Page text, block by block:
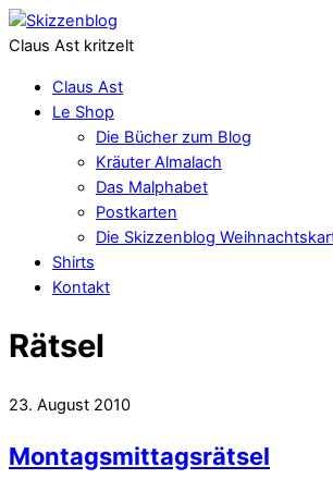
Claus Ast kritzelt
Claus Ast
Le Shop
Die Bücher zum Blog
Kräuter Almalach
Das Malphabet
Postkarten
Die Skizzenblog
Shirts
Kontakt
Rätsel
23. August 2010
Montagsmittagsrätsel